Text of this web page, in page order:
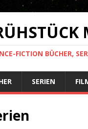
FICTION BÜCHER,
SERIEN